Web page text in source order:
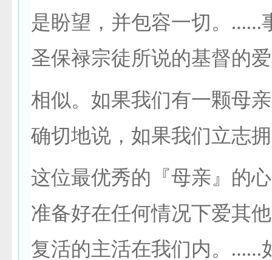
是盼望，并包容一切。……
圣保禄宗徒所说的基督的
相似。如果我们有一颗母
确切地说，如果我们立志
这位最优秀的『母亲』的
准备好在任何情况下爱其
复活的主活在我们内。……